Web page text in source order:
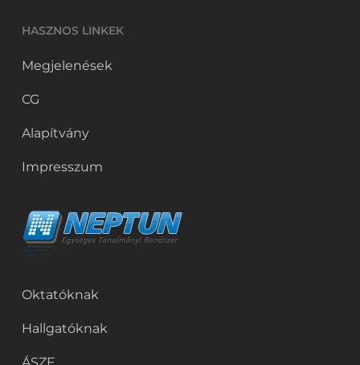
HASZNOS LINKEK
Megjelenések
CG
Alapítvány
Impresszum
Oktatóknak
Hallgatóknak